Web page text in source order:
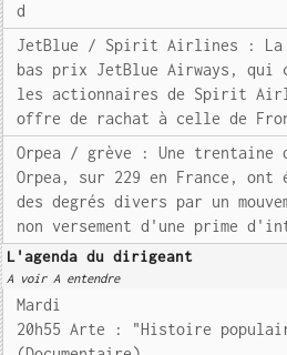
d
JetBlue / Spirit Airlines : La
bas prix JetBlue Airways, qui
les actionnaires de Spirit
offre de rachat à celle de
Orpea / grève : Une trentaine
Orpea, sur 229 en France, ont
des degrés divers par un
non versement d'une prime
L'agenda du dirigeant
A voir A entendre
Mardi
20h55 Arte : "Histoire